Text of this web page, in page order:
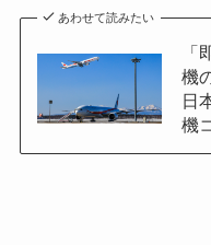
あわせて読みたい
機
日
機